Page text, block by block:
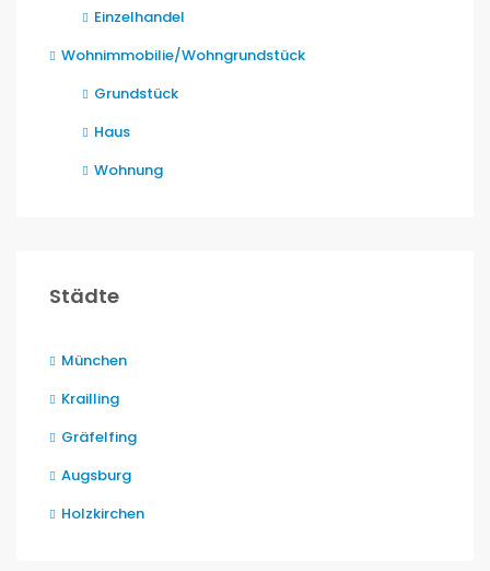
Einzelhandel
Wohnimmobilie/Wohngrundstück
Grundstück
Haus
Wohnung
Städte
München
Krailling
Gräfelfing
Augsburg
Holzkirchen